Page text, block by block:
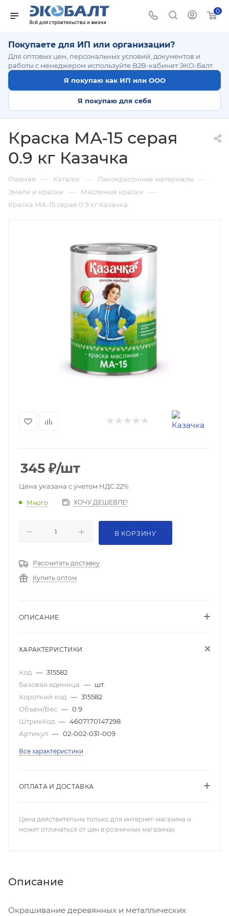
0
Покупаете для ИП или организации?
Для оптовых цен, персональных условий, документов и
работы с менеджером используйте B2B-кабинет ЭКО-Балт.
Я покупаю как ИП или ООО
Я покупаю для себя
Краска МА-15 серая
0.9 кг Казачка
Главная — Каталог — Лакокрасочные материалы —
Эмали и краски — Масляные краски —
Краска МА-15 серая 0.9 кг Казачка
345 ₽/шт
Цена указана с учетом НДС 22%
Много ХОЧУ ДЕШЕВЛЕ!
В КОРЗИНУ
Рассчитать доставку
Купить оптом
ОПИСАНИЕ
ХАРАКТЕРИСТИКИ
Код — 315582
Базовая единица — шт.
Короткий код — 315582
Объем/Вес — 0.9
ШтрихКод — 4607170147298
Артикул — 02-002-031-009
Все характеристики
ОПЛАТА И ДОСТАВКА
Цена действительна только для интернет-магазина и
может отличаться от цен в розничных магазинах
Описание
Окрашивание деревянных и металлических